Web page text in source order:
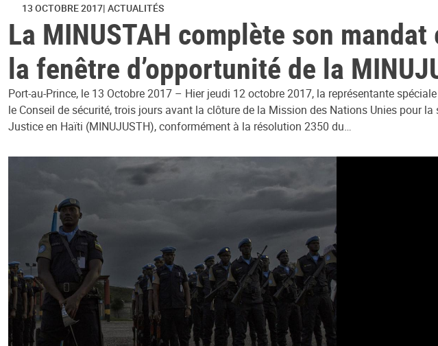
13 OCTOBRE 2017 ACTUALITÉS
La MINUSTAH complète son
la fenêtre d’opportunité de la
Port-au-Prince, le 13 Octobre 2017 – Hier jeudi 12 octobre 2017, la représentante
le Conseil de sécurité, trois jours avant la clôture de la Mission des Nations Unies pour
Justice en Haïti (MINUJUSTH), conformément à la résolution 2350 du…